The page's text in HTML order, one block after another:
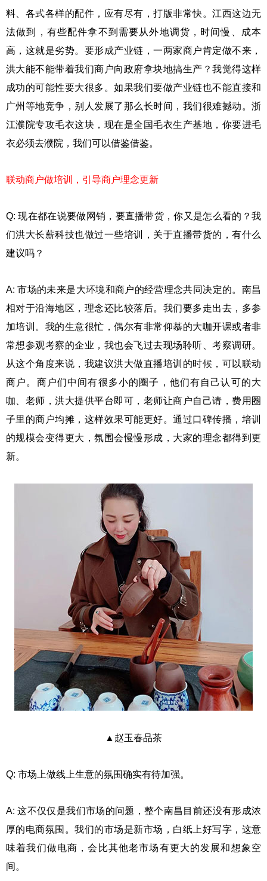
料、各式各样的配件，应有尽有，打版非常快。江西这边无
法做到，有些配件拿不到需要从外地调货，时间慢、成本
高，这就是劣势。要形成产业链，一两家商户肯定做不来，
洪大能不能带着我们商户向政府拿块地搞生产？我觉得这样
成功的可能性要大很多。如果我们要做产业链也不能直接和
广州等地竞争，别人发展了那么长时间，我们很难撼动。浙
江濮院专攻毛衣这块，现在是全国毛衣生产基地，你要进毛
衣必须去濮院，我们可以借鉴借鉴。
联动商户做培训，引导商户理念更新
Q: 现在都在说要做网销，要直播带货，你又是怎么看的？我
们洪大长薪科技也做过一些培训，关于直播带货的，有什么
建议吗？
A: 市场的未来是大环境和商户的经营理念共同决定的。南昌
相对于沿海地区，理念还比较落后。我们要多走出去，多参
加培训。我的生意很忙，偶尔有非常仰慕的大咖开课或者非
常想参观考察的企业，我也会飞过去现场聆听、考察调研。
从这个角度来说，我建议洪大做直播培训的时候，可以联动
商户。商户们中间有很多小的圈子，他们有自己认可的大
咖、老师，洪大提供平台即可，老师让商户自己请，费用圈
子里的商户均摊，这样效果可能更好。通过口碑传播，培训
的规模会变得更大，氛围会慢慢形成，大家的理念都得到更
新。
▲赵玉春品茶
Q: 市场上做线上生意的氛围确实有待加强。
A: 这不仅仅是我们市场的问题，整个南昌目前还没有形成浓
厚的电商氛围。我们的市场是新市场，白纸上好写字，这意
味着我们做电商，会比其他老市场有更大的发展和想象空
间。